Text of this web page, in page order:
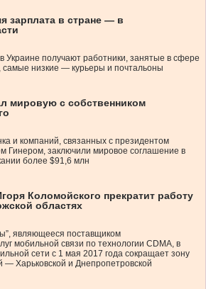
зарплата в стране — в
получают работники, занятые в сфере
самые низкие — курьеры и почтальоны
мировую с собственником
и компаний, связанных с президентом
Гинером, заключили мировое соглашение в
более $91,6 млн
Коломойского прекратит работу
областях
являющееся поставщиком
мобильной связи по технологии CDMA, в
сети с 1 мая 2017 года сокращает зону
— Харьковской и Днепропетровской